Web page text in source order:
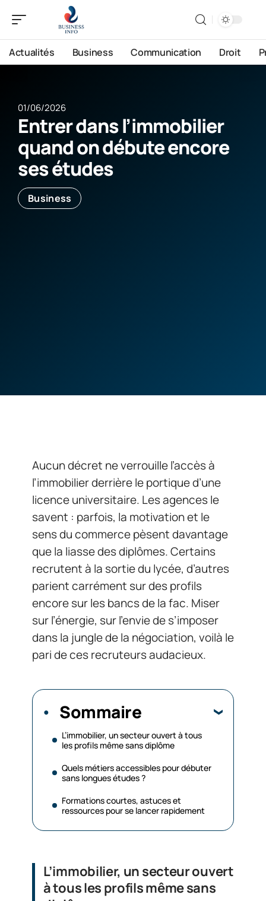
Actualités Business Communication Droit
01/06/2026
Entrer dans l’immobilier
quand on débute encore
ses études
Business
Aucun décret ne verrouille l’accès à
l’immobilier derrière le portique d’une
licence universitaire. Les agences le
savent : parfois, la motivation et le
sens du commerce pèsent davantage
que la liasse des diplômes. Certains
recrutent à la sortie du lycée, d’autres
parient carrément sur des profils
encore sur les bancs de la fac. Miser
sur l’énergie, sur l’envie de s’imposer
dans la jungle de la négociation, voilà le
pari de ces recruteurs audacieux.
Sommaire
L’immobilier, un secteur ouvert à tous
les profils même sans diplôme
Quels métiers accessibles pour débuter
sans longues études ?
Formations courtes, astuces et
ressources pour se lancer rapidement
L’immobilier, un secteur ouvert
à tous les profils même sans